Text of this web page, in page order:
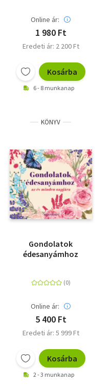
Online ár:
1 980 Ft
Eredeti ár: 2 200 Ft
Kosárba
6 - 8 munkanap
KÖNYV
Gondolatok
édesanyámhoz
Online ár:
5 400 Ft
Eredeti ár: 5 999 Ft
Kosárba
2 - 3 munkanap